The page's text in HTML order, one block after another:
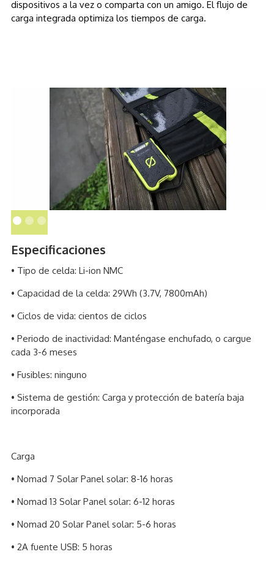
dispositivos a la vez o comparta con un amigo. El flujo de
carga integrada optimiza los tiempos de carga.
Especificaciones
• Tipo de celda: Li-ion NMC
• Capacidad de la celda: 29Wh (3.7V, 7800mAh)
• Ciclos de vida: cientos de ciclos
• Periodo de inactividad: Manténgase enchufado, o cargue
cada 3-6 meses
• Fusibles: ninguno
• Sistema de gestión: Carga y protección de batería baja
incorporada
Carga
• Nomad 7 Solar Panel solar: 8-16 horas
• Nomad 13 Solar Panel solar: 6-12 horas
• Nomad 20 Solar Panel solar: 5-6 horas
• 2A fuente USB: 5 horas